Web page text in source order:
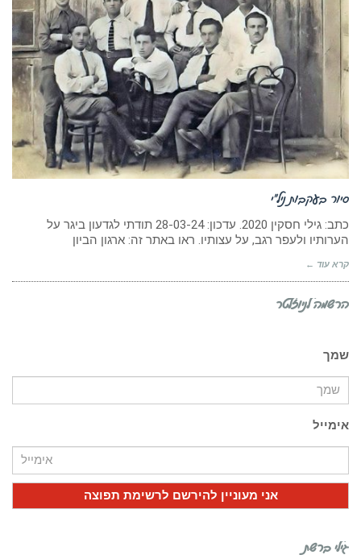
סיור בעקבות ניל”י
כתב: גילי חסקין 2020. עדכון: 28-03-24 תודתי לגדעון ביגר על
הערותיו ולעפר רגב, על עצותיו. ראו באתר זה: ארגון הביון
קרא עוד ←
הרשמה לניוזלטר
שמך
אימייל
גילי ברשת